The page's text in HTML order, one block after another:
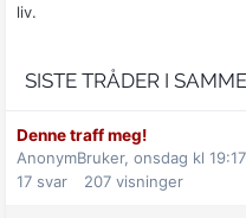
liv.
SISTE TRÅDER I
Denne traff meg!
AnonymBruker, onsdag kl 19:17
17 svar 207 visninger